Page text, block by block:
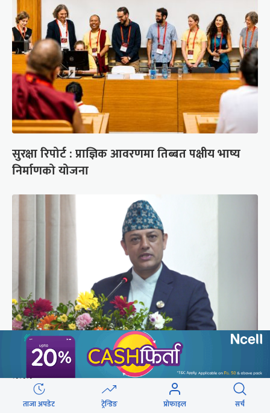
सुरक्षा रिपोर्ट : प्राज्ञिक आवरणमा तिब्बत पक्षीय भाष्य
निर्माणको योजना
‘संसद्‍मा कालो चस्मा खोल्नू, बैठक चल्दा सेयर कारोबार
नगर्नू’
ताजा अपडेट ट्रेन्डिङ प्रोफाइल सर्च